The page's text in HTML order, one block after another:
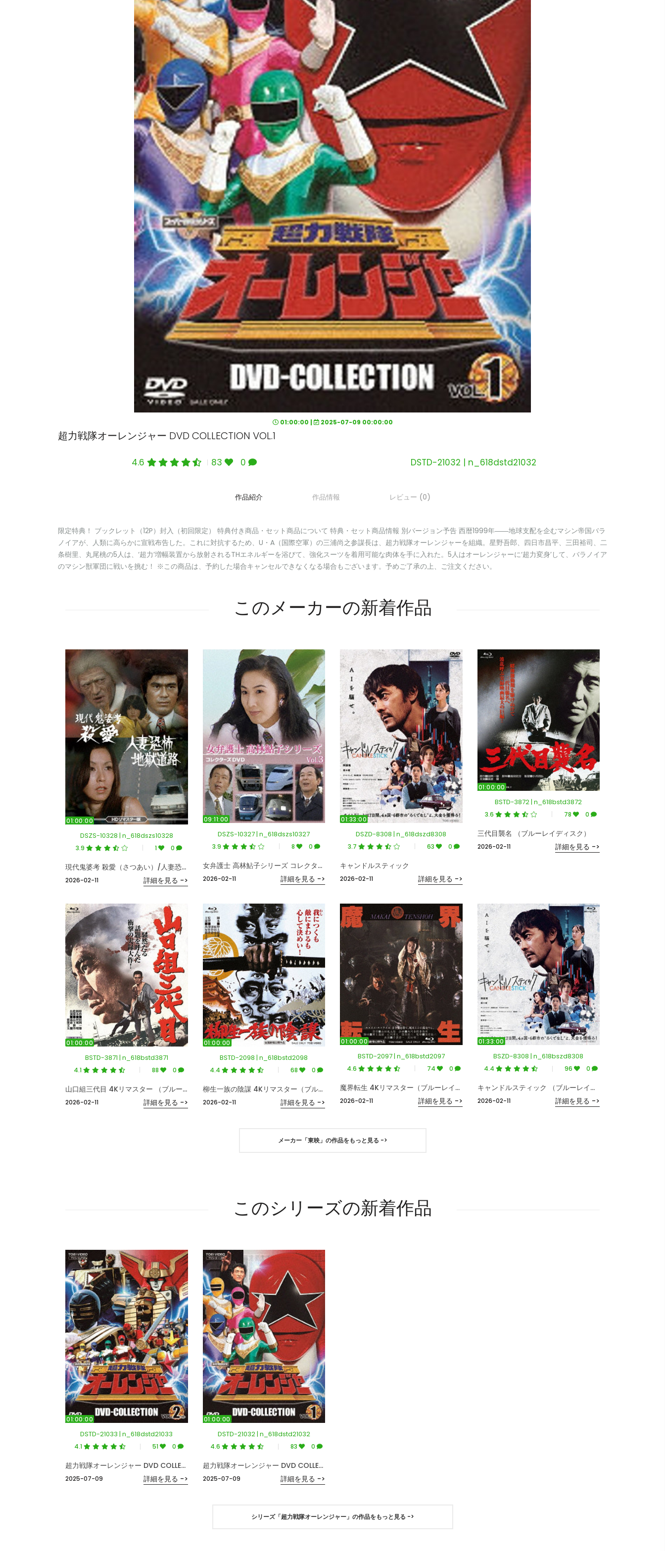
01:00:00 | 2025-07-09 00:00:00
超力戦隊オーレンジャー DVD COLLECTION VOL.1
4.6 83 0 DSTD-21032 | n_618dstd21032
作品紹介 作品情報 レビュー (0)
限定特典！ ブックレット（12P）封入（初回限定） 特典付き商品・セット商品について 特典・セット商品情報 別バージョン予告 西暦1999年――地球支配を企むマシン帝国バラ
ノイアが、人類に高らかに宣戦布告した。これに対抗するため、U・A（国際空軍）の三浦尚之参謀長は、超力戦隊オーレンジャーを組織。星野吾郎、四日市昌平、三田裕司、二
条樹里、丸尾桃の5人は、‘超力’増幅装置から放射されるTHエネルギーを浴びて、強化スーツを着用可能な肉体を手に入れた。5人はオーレンジャーに‘超力変身’して、バラノイア
のマシン獣軍団に戦いを挑む！ ※この商品は、予約した場合キャンセルできなくなる場合もございます。予めご了承の上、ご注文ください。
このメーカーの新着作品
01:00:00
DSZS-10328 | n_618dszs10328
3.9 1 0
2026-02-11
現代鬼婆考 殺愛（さつあい）/人妻恐怖 地獄道路 ＜HDリマスター版＞
詳細を見る ->
09:11:00
DSZS-10327 | n_618dszs10327
3.9 8 0
2026-02-11
女弁護士 高林鮎子シリーズ コレクターズDVD Vol.3
詳細を見る ->
01:33:00
DSZD-8308 | n_618dszd8308
3.7 63 0
2026-02-11
キャンドルスティック
詳細を見る ->
01:00:00
BSTD-3872 | n_618bstd3872
3.6 78 0
2026-02-11
三代目襲名 （ブルーレイディスク）
詳細を見る ->
01:00:00
BSTD-3871 | n_618bstd3871
4.1 88 0
2026-02-11
山口組三代目 4Kリマスター （ブルーレイディスク）
詳細を見る ->
01:00:00
BSTD-2098 | n_618bstd2098
4.4 68 0
2026-02-11
柳生一族の陰謀 4Kリマスター（ブルーレイディスク）
詳細を見る ->
01:00:00
BSTD-2097 | n_618bstd2097
4.6 74 0
2026-02-11
魔界転生 4Kリマスター（ブルーレイディスク）
詳細を見る ->
01:33:00
BSZD-8308 | n_618bszd8308
4.4 96 0
2026-02-11
キャンドルスティック （ブルーレイディスク）
詳細を見る ->
メーカー「東映」の作品をもっと見る ->
このシリーズの新着作品
01:00:00
DSTD-21033 | n_618dstd21033
4.1 51 0
2025-07-09
超力戦隊オーレンジャー DVD COLLECTION VOL.2＜完＞
詳細を見る ->
01:00:00
DSTD-21032 | n_618dstd21032
4.6 83 0
2025-07-09
超力戦隊オーレンジャー DVD COLLECTION VOL.1
詳細を見る ->
シリーズ「超力戦隊オーレンジャー」の作品をもっと見る ->